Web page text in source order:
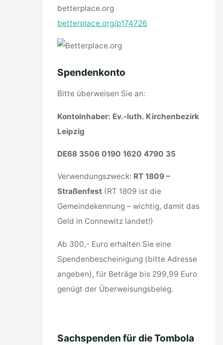
betterplace.org
betterplace.org/p174726
Spendenkonto
Bitte überweisen Sie an:
Kontoinhaber: Ev.-luth. Kirchenbezirk
Leipzig
DE68 3506 0190 1620 4790 35
Verwendungszweck: RT 1809 –
Straßenfest (RT 1809 ist die
Gemeindekennung – wichtig, damit das
Geld in Connewitz landet!)
Ab 300,- Euro erhalten Sie eine
Spendenbescheinigung (bitte Adresse
angeben), für Beträge bis 299,99 Euro
genügt der Überweisungsbeleg.
Sachspenden für die Tombola